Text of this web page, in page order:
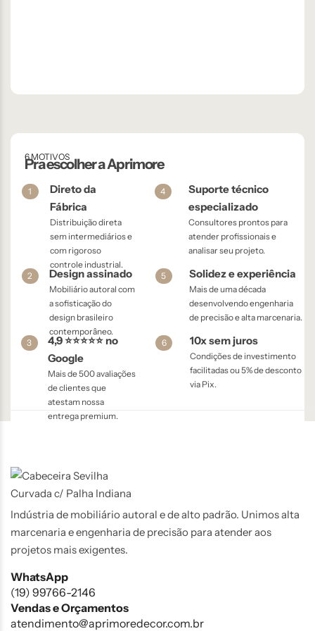
6 MOTIVOS
Pra escolher a Aprimore
1
Direto da
Fábrica
Distribuição direta
sem intermediários e
com rigoroso
controle industrial.
4
Suporte técnico
especializado
Consultores prontos para
atender profissionais e
analisar seu projeto.
2 Design assinado
Mobiliário autoral com
a sofisticação do
design brasileiro
contemporâneo.
5 Solidez e experiência
Mais de uma década
desenvolvendo engenharia
de precisão e alta marcenaria.
3
4,9 ⭐⭐⭐⭐⭐ no
Google
Mais de 500 avaliações
de clientes que
atestam nossa
entrega premium.
6 10x sem juros
Condições de investimento
facilitadas ou 5% de desconto
via Pix.
Indústria de mobiliário autoral e de alto padrão. Unimos alta
marcenaria e engenharia de precisão para atender aos
projetos mais exigentes.
WhatsApp
(19) 99766-2146
Vendas e Orçamentos
atendimento@aprimoredecor.com.br